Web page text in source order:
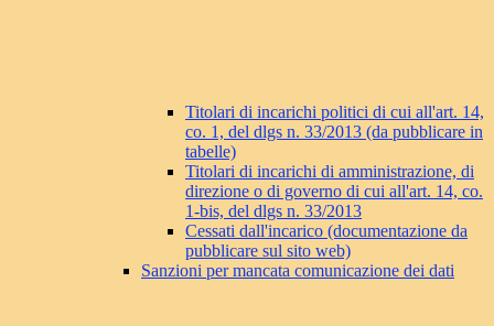
Titolari di incarichi politici di cui all'art. 14,
co. 1, del dlgs n. 33/2013 (da pubblicare in
tabelle)
Titolari di incarichi di amministrazione, di
direzione o di governo di cui all'art. 14, co.
1-bis, del dlgs n. 33/2013
Cessati dall'incarico (documentazione da
pubblicare sul sito web)
Sanzioni per mancata comunicazione dei dati